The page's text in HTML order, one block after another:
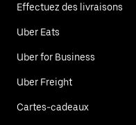
Effectuez des livraisons
Uber Eats
Uber for Business
Uber Freight
Cartes-cadeaux